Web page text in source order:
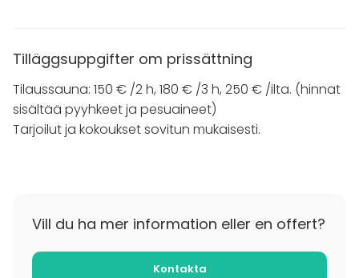
Tilläggsuppgifter om prissättning
Tilaussauna: 150 € /2 h, 180 € /3 h, 250 € /ilta. (hinnat
sisältää pyyhkeet ja pesuaineet)
Tarjoilut ja kokoukset sovitun mukaisesti.
Vill du ha mer information eller en offert?
Kontakta